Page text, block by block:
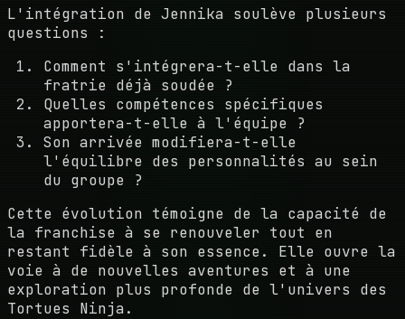
L'intégration de Jennika soulève plusieurs
questions :
Comment s'intégrera-t-elle dans la
fratrie déjà soudée ?
Quelles compétences spécifiques
apportera-t-elle à l'équipe ?
Son arrivée modifiera-t-elle
l'équilibre des personnalités au sein
du groupe ?
Cette évolution témoigne de la capacité de
la franchise à se renouveler tout en
restant fidèle à son essence. Elle ouvre la
voie à de nouvelles aventures et à une
exploration plus profonde de l'univers des
Tortues Ninja.